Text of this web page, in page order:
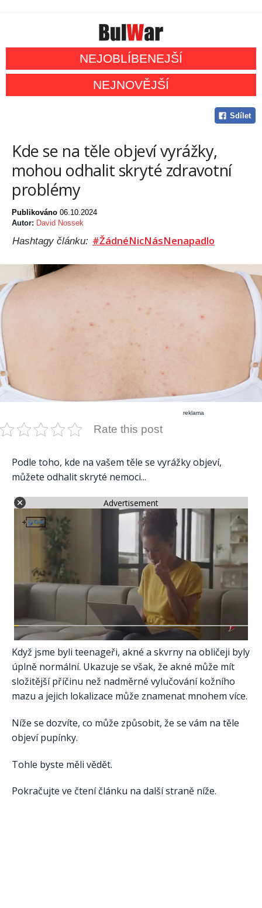
NEJOBLÍBENEJŠÍ
NEJNOVĚJŠÍ
Sdílet
Kde se na těle objeví vyrážky,
mohou odhalit skryté zdravotní
problémy
Publikováno 06.10.2024
Autor: David Nossek
Hashtagy článku: #ŽádnéNicNásNenapadlo
reklama
Rate this post
Podle toho, kde na vašem těle se vyrážky objeví,
můžete odhalit skryté nemoci...
Advertisement
Když jsme byli teenageři, akné a skvrny na obličeji byly
úplně normální. Ukazuje se však, že akné může mít
složitější příčinu než nadměrné vylučování kožního
mazu a jejich lokalizace může znamenat mnohem více.
Níže se dozvíte, co může způsobit, že se vám na těle
objeví pupínky.
Tohle byste měli vědět.
Pokračujte ve čtení článku na další straně níže.